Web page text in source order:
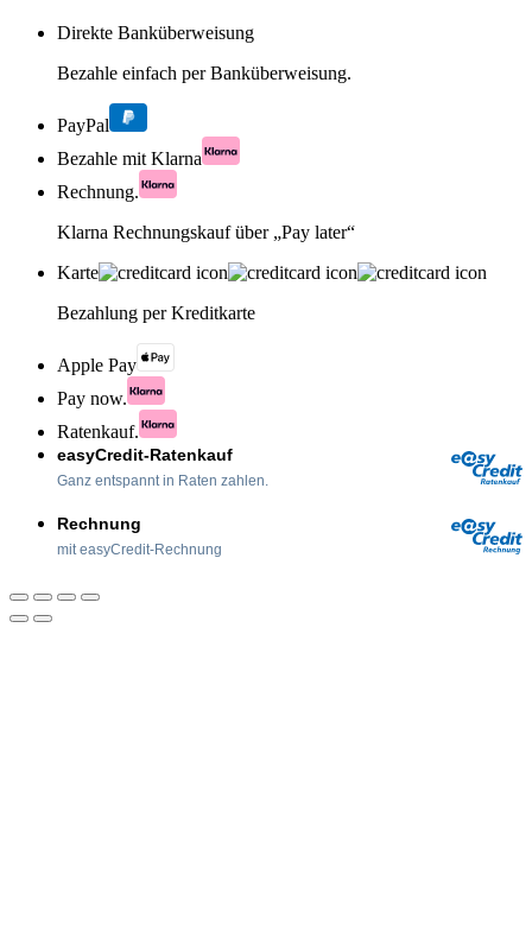
Direkte Banküberweisung
Bezahle einfach per Banküberweisung.
PayPal
Bezahle mit Klarna
Rechnung.
Klarna Rechnungskauf über „Pay later“
Karte
Bezahlung per Kreditkarte
Apple Pay
Pay now.
Ratenkauf.